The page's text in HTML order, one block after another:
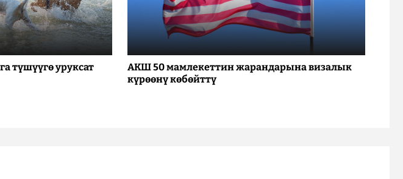
түшүүгө уруксат
АКШ 50 мамлекеттин жарандарына визалык
күрөөнү көбөйттү